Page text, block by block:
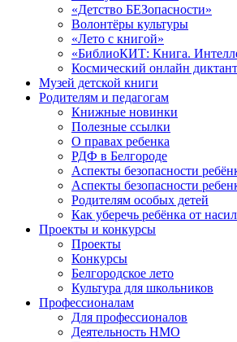
«Детство БЕЗопасности»
Волонтёры культуры
«Лето с книгой»
«БиблиоКИТ: Книга.
Космический онлайн диктант
Музей детской книги
Родителям и педагогам
Книжные новинки
Полезные ссылки
О правах ребенка
РДФ в Белгороде
Аспекты безопасности
Аспекты безопасности
Родителям особых детей
Как уберечь ребёнка от
Проекты и конкурсы
Проекты
Конкурсы
Белгородское лето
Культура для школьников
Профессионалам
Для профессионалов
Деятельность НМО